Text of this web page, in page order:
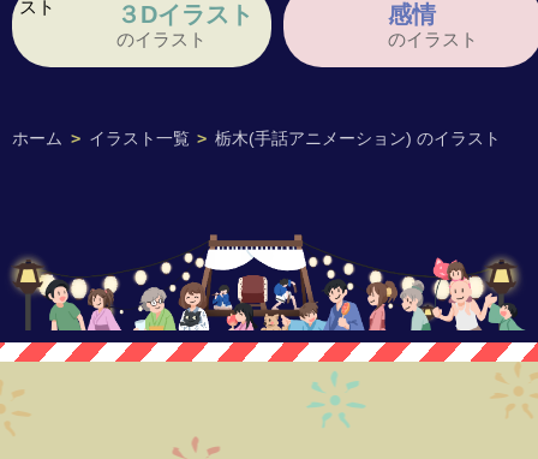
ホーム > イラスト一覧 > 栃木(手話アニメーション) のイラスト
３Dイラスト
のイラスト
感情
のイラスト